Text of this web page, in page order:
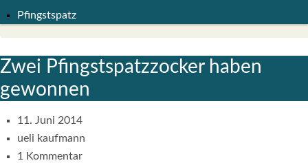
Pfingstspatz
Zwei Pfingst­spatz­zo­cker haben
gewon­nen
11. Juni 2014
ueli kaufmann
1 Kommentar